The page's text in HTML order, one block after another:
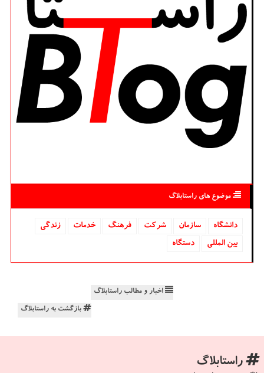
موضوع های راستابلاگ
دانشگاه‌ سازمان شركت فرهنگ خدمات
زندگی
بین المللی
دستگاه
اخبار و مطالب راستابلاگ
بازگشت به راستابلاگ
راستابلاگ